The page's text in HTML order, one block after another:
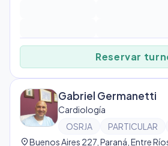
Reservar
Gabriel Germanetti
Cardiología
OSRJA
PARTICULAR
location_onBuenos Aires 227, Paraná, Entre